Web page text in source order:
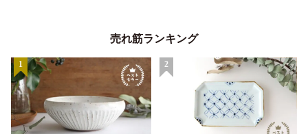
売れ筋ランキング
1 2